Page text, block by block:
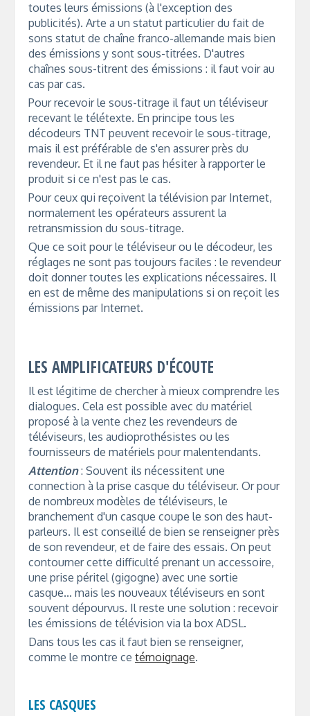
toutes leurs émissions (à l'exception des
publicités). Arte a un statut particulier du fait de
sons statut de chaîne franco-allemande mais bien
des émissions y sont sous-titrées. D'autres
chaînes sous-titrent des émissions : il faut voir au
cas par cas.
Pour recevoir le sous-titrage il faut un téléviseur
recevant le télétexte. En principe tous les
décodeurs TNT peuvent recevoir le sous-titrage,
mais il est préférable de s'en assurer près du
revendeur. Et il ne faut pas hésiter à rapporter le
produit si ce n'est pas le cas.
Pour ceux qui reçoivent la télévision par Internet,
normalement les opérateurs assurent la
retransmission du sous-titrage.
Que ce soit pour le téléviseur ou le décodeur, les
réglages ne sont pas toujours faciles : le revendeur
doit donner toutes les explications nécessaires. Il
en est de même des manipulations si on reçoit les
émissions par Internet.
LES AMPLIFICATEURS D'ÉCOUTE
Il est légitime de chercher à mieux comprendre les
dialogues. Cela est possible avec du matériel
proposé à la vente chez les revendeurs de
téléviseurs, les audioprothésistes ou les
fournisseurs de matériels pour malentendants.
Attention: Souvent ils nécessitent une
connection à la prise casque du téléviseur. Or pour
de nombreux modèles de téléviseurs, le
branchement d'un casque coupe le son des haut-
parleurs. Il est conseillé de bien se renseigner près
de son revendeur, et de faire des essais. On peut
contourner cette difficulté prenant un accessoire,
une prise péritel (gigogne) avec une sortie
casque... mais les nouveaux téléviseurs en sont
souvent dépourvus. Il reste une solution : recevoir
les émissions de télévision via la box ADSL.
Dans tous les cas il faut bien se renseigner,
comme le montre ce témoignage.
LES CASQUES